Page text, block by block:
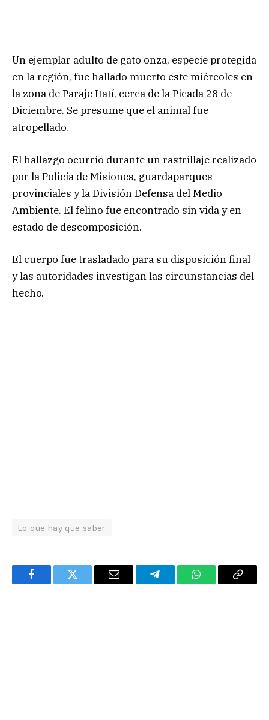
Un ejemplar adulto de gato onza, especie protegida
en la región, fue hallado muerto este miércoles en
la zona de Paraje Itatí, cerca de la Picada 28 de
Diciembre. Se presume que el animal fue
atropellado.
El hallazgo ocurrió durante un rastrillaje realizado
por la Policía de Misiones, guardaparques
provinciales y la División Defensa del Medio
Ambiente. El felino fue encontrado sin vida y en
estado de descomposición.
El cuerpo fue trasladado para su disposición final
y las autoridades investigan las circunstancias del
hecho.
Lo que hay que saber
FacebookTwitter Email TelegramWhatsAppCopy